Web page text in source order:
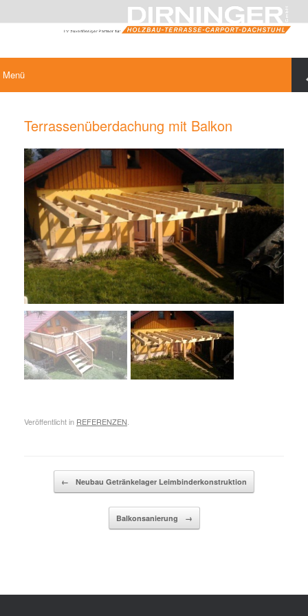
Menü
Terrassenüberdachung mit Balkon
Veröffentlicht in REFERENZEN
Beitragsnavigation
← Neubau Getränkelager Leimbinderkonstruktion
Balkonsanierung →